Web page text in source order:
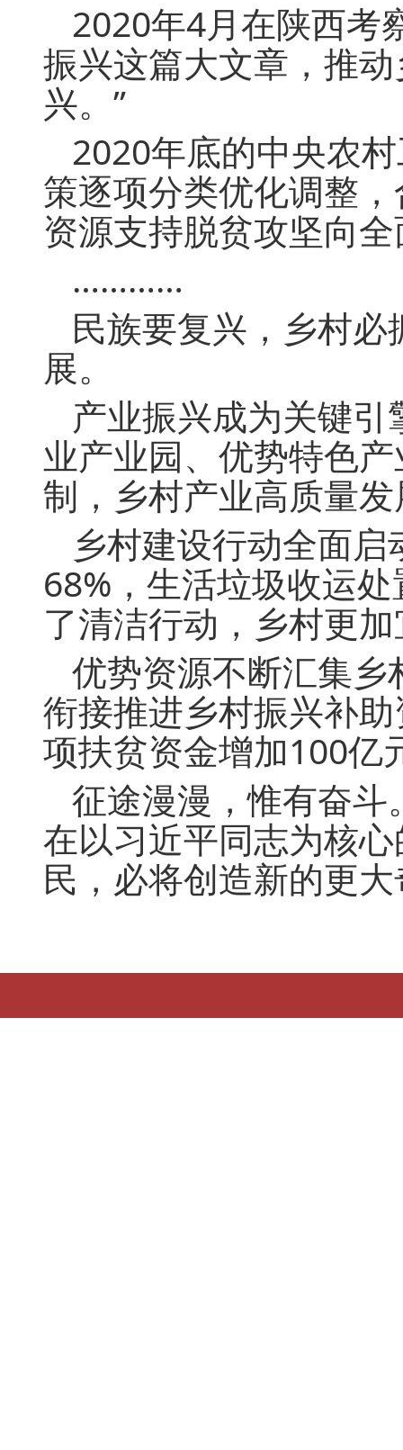
2020年4月在陕西考
振兴这篇大文章，推
兴。”
2020年底的中央农
策逐项分类优化调整
资源支持脱贫攻坚向
…………
民族要复兴，乡村
展。
产业振兴成为关键
业产业园、优势特色
制，乡村产业高质量
乡村建设行动全面
68%，生活垃圾收运
了清洁行动，乡村更
优势资源不断汇集
衔接推进乡村振兴补
项扶贫资金增加100亿
征途漫漫，惟有奋
在以习近平同志为核
民，必将创造新的更